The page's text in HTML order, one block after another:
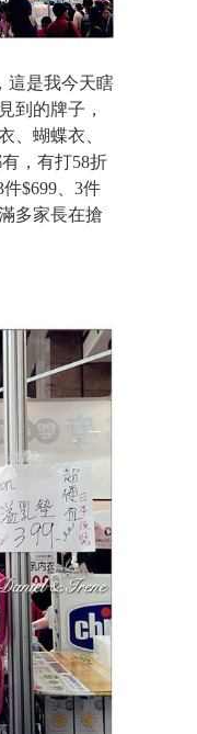
這是我今天瞎
到的牌子，
、蝴蝶衣、
，有打58折
$699、3件
多家長在搶